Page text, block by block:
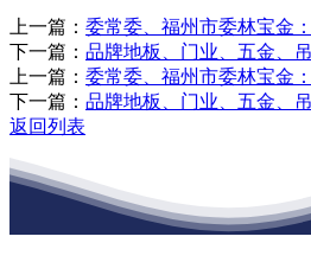
上一篇： 委常委、福州市委林宝金
下一篇： 品牌地板、门业、五金、
上一篇： 委常委、福州市委林宝金
下一篇： 品牌地板、门业、五金、
返回列表